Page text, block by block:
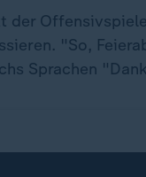
der
"So,
Sprachen